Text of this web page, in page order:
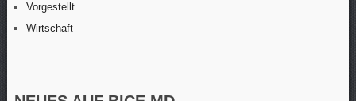
Vorgestellt
Wirtschaft